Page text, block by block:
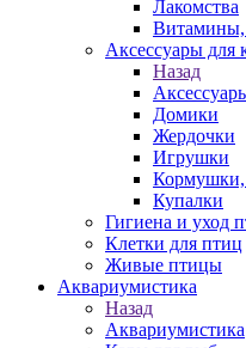
Лакомства
Витамины,
Аксессуары для
Назад
Домики
Жердочки
Игрушки
Купалки
Гигиена и уход
Клетки для птиц
Живые птицы
Аквариумистика
Назад
Аквариумистика